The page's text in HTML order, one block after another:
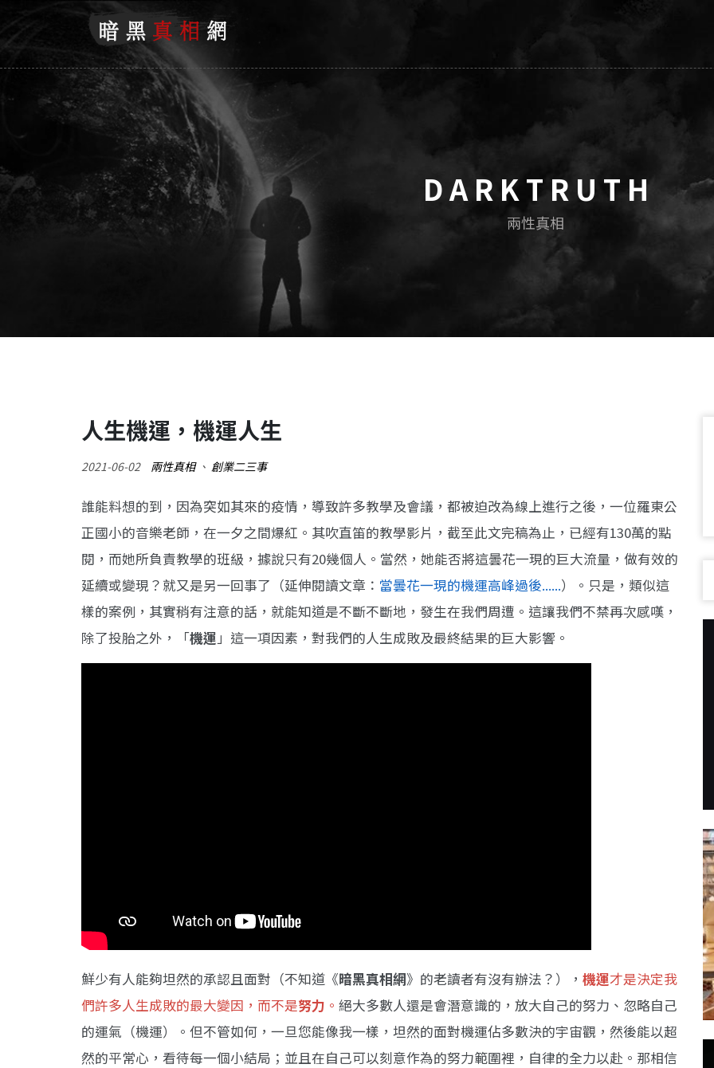
D A R K T R U T H
兩性真相
人生機運，機運人生
2021-06-02 兩性真相、 創業二三事
誰能料想的到，因為突如其來的疫情，導致許多教學及會議，都被迫改為線上進行之後，一位羅東公
正國小的音樂老師，在一夕之間爆紅。其吹直笛的教學影片，截至此文完稿為止，已經有130萬的點
閱，而她所負責教學的班級，據說只有20幾個人。當然，她能否將這曇花一現的巨大流量，做有效的
延續或變現？就又是另一回事了（延伸閱讀文章： 當曇花一現的機運高峰過後......）。只是，類似這
樣的案例，其實稍有注意的話，就能知道是不斷不斷地，發生在我們周遭。這讓我們不禁再次感嘆，
除了投胎之外，「機運」這一項因素，對我們的人生成敗及最終結果的巨大影響。
鮮少有人能夠坦然的承認且面對（不知道《暗黑真相網》的老讀者有沒有辦法？）， 機運才是決定我
們許多人生成敗的最大變因，而不是努力 。 絕大多數人還是會潛意識的，放大自己的努力、忽略自己
的運氣（機運）。但不管如何，一旦您能像我一樣，坦然的面對機運佔多數決的宇宙觀，然後能以超
然的平常心，看待每一個小結局；並且在自己可以刻意作為的努力範圍裡，自律的全力以赴。那相信